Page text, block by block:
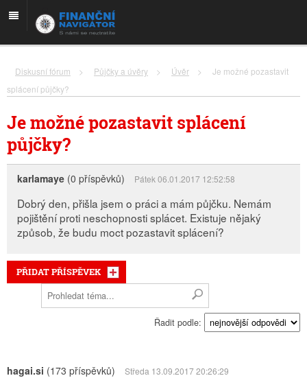
Diskusní fórum > Půjčky a úvěry > Úvěr >
Je možné pozastavit
splácení půjčky?
Je možné pozastavit splácení
půjčky?
karlamaye (0 příspěvků) Pátek 06.01.2017 12:52:58
Dobrý den, přišla jsem o práci a mám půjčku. Nemám
pojištění proti neschopnosti splácet. Existuje nějaký
způsob, že budu moct pozastavit splácení?
PŘIDAT PŘÍSPĚVEK
Řadit podle:
hagai.si (173 příspěvků) Středa 13.09.2017 20:26:29